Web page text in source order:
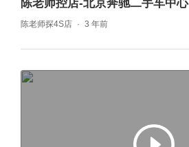
陈老师控店-北京奔驰二手车中心
陈老师探4S店 3 年前